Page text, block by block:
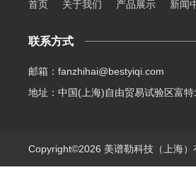
首页 关于我们 产品展示 新闻
联系方式
邮箱：fanzhihai@bestyiqi.com
地址：中国(上海)自由贸易试验区富
Copyright©2026 美谱勒科技（上海